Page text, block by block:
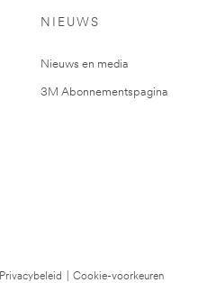
NIEUWS
Nieuws en media
3M Abonnementspagina
Privacybeleid
Cookie-voorkeuren